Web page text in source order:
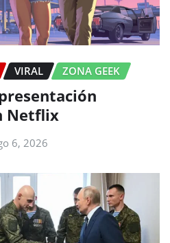
VIRAL ZONA GEEK
Netflix
6, 2026